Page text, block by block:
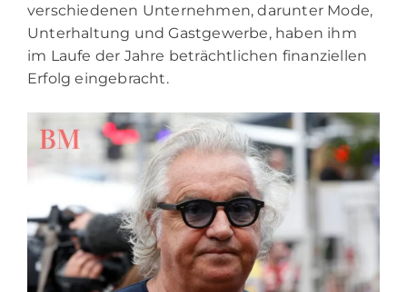
verschiedenen Unternehmen, darunter Mode,
Unterhaltung und Gastgewerbe, haben ihm
im Laufe der Jahre beträchtlichen finanziellen
Erfolg eingebracht.